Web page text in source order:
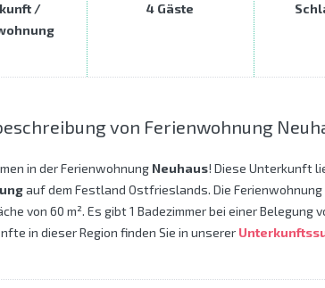
/
4 Gäste
von Ferienwohnung
in der Ferienwohnung Neuhaus! Diese Unterkunft
auf dem Festland Ostfrieslands. Die
von 60 m². Es gibt 1 Badezimmer bei einer Belegung
in dieser Region finden Sie in unserer